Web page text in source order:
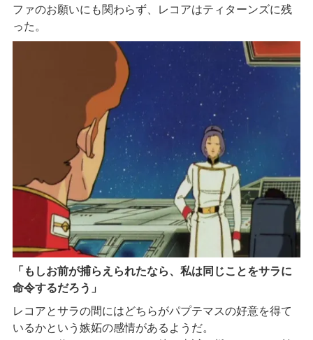
ファのお願いにも関わらず、レコアはティターンズに残
った。
「もしお前が捕らえられたなら、私は同じことをサラに
命令するだろう」
レコアとサラの間にはどちらがパプテマスの好意を得て
いるかという嫉妬の感情があるようだ。